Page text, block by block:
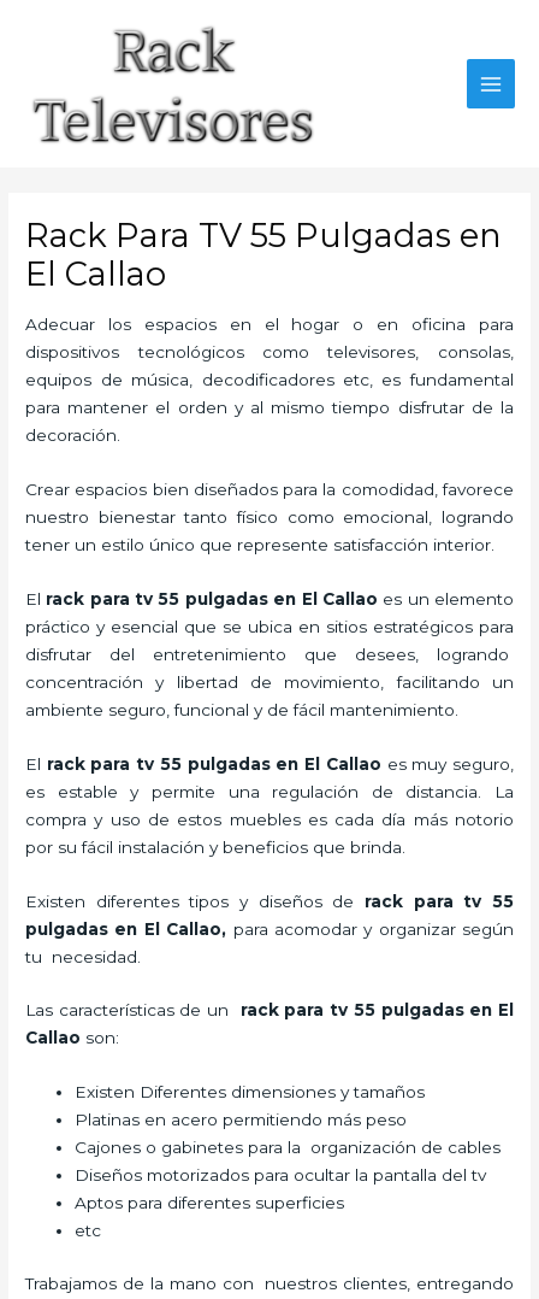
Rack Para TV 55 Pulgadas en
El Callao
Adecuar los espacios en el hogar o en oficina para
dispositivos tecnológicos como televisores, consolas,
equipos de música, decodificadores etc, es fundamental
para mantener el orden y al mismo tiempo disfrutar de la
decoración.
Crear espacios bien diseñados para la comodidad, favorece
nuestro bienestar tanto físico como emocional, logrando
tener un estilo único que represente satisfacción interior.
El rack para tv 55 pulgadas en El Callao es un elemento
práctico y esencial que se ubica en sitios estratégicos para
disfrutar del entretenimiento que desees, logrando
concentración y libertad de movimiento, facilitando un
ambiente seguro, funcional y de fácil mantenimiento.
El rack para tv 55 pulgadasen El Callao es muy seguro,
es estable y permite una regulación de distancia. La
compra y uso de estos muebles es cada día más notorio
por su fácil instalación y beneficios que brinda.
Existen diferentes tipos y diseños de rack para tv 55
pulgadas en El Callao, para acomodar y organizar según
tu necesidad.
Las características de un rack para tv 55 pulgadasen El
Callao son:
Existen Diferentes dimensiones y tamaños
Platinas en acero permitiendo más peso
Cajones o gabinetes para la organización de cables
Diseños motorizados para ocultar la pantalla del tv
Aptos para diferentes superficies
etc
Trabajamos de la mano con nuestros clientes, entregando